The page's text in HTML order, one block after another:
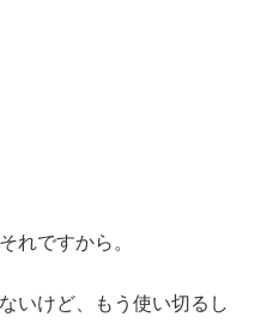
れですから。
いけど、もう使い切るし